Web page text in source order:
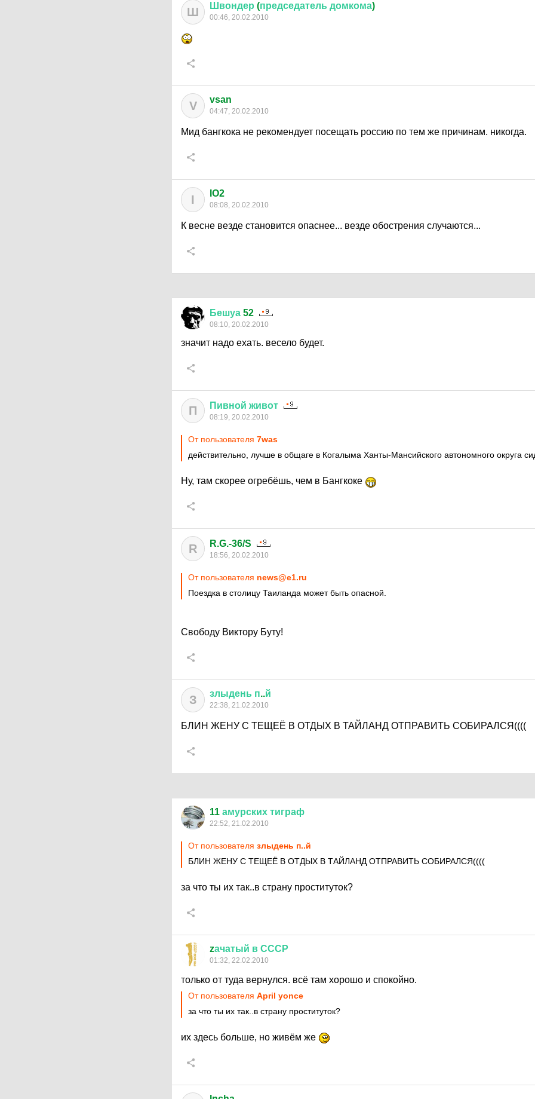
Ш Швондер (председатель домкома)
00:46, 20.02.2010
V vsan
04:47, 20.02.2010
Мид бангкока не рекомендует посещать россию по тем же причинам. никогда.
I IO2
08:08, 20.02.2010
К весне везде становится опаснее... везде обострения случаются...
Бешуа 52
08:10, 20.02.2010
значит надо ехать. весело будет.
П Пивной живот
08:19, 20.02.2010
От пользователя 7was
действительно, лучше в общаге в Когалыма Ханты-Мансийского автономного округа
Ну, там скорее огребёшь, чем в Бангкоке
R R.G.-36/S
18:56, 20.02.2010
От пользователя news@e1.ru
Поездка в столицу Таиланда может быть опасной.
Свободу Виктору Буту!
З злыдень п..й
22:38, 21.02.2010
БЛИН ЖЕНУ С ТЕЩЕЁ В ОТДЫХ В ТАЙЛАНД ОТПРАВИТЬ СОБИРАЛСЯ((((
11 амурских тиграф
22:52, 21.02.2010
От пользователя злыдень п..й
БЛИН ЖЕНУ С ТЕЩЕЁ В ОТДЫХ В ТАЙЛАНД ОТПРАВИТЬ СОБИРАЛСЯ((((
за что ты их так..в страну проституток?
zачатый в СССР
01:32, 22.02.2010
только от туда вернулся. всё там хорошо и спокойно.
От пользователя April yonce
за что ты их так..в страну проституток?
их здесь больше, но живём же